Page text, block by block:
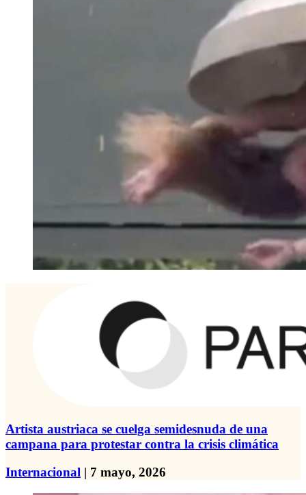
Artista austriaca se cuelga semidesnuda de una
campana para protestar contra la crisis climática
Internacional | 7 mayo, 2026